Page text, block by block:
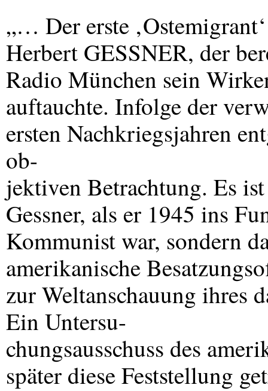
„… Der erste
Herbert GESSNER, der
Radio München sein
auftauchte. Infolge der
ersten Nachkriegsjahren
ob-
jektiven Betrachtung. Es
Gessner, als er 1945 ins
Kommunist war, sondern
amerikanische
zur Weltanschauung ihres
Ein Untersu-
chungsausschuss des
später diese Feststellung